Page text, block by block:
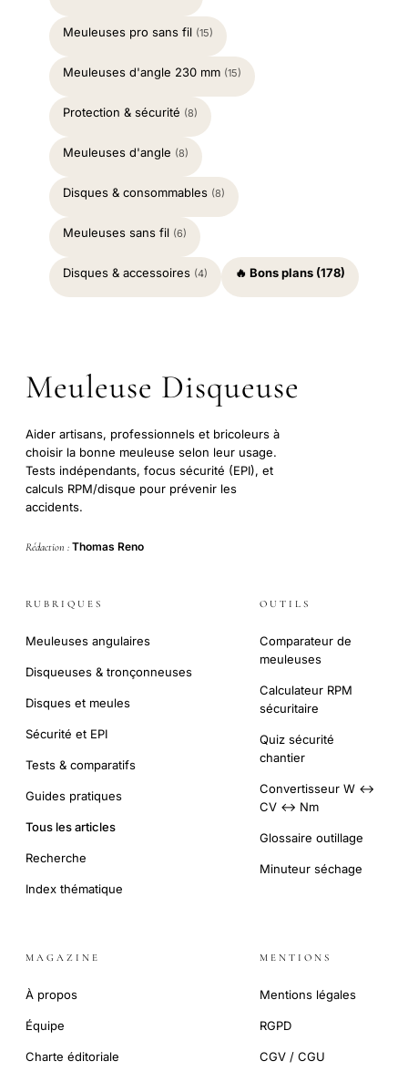
Meuleuses pro sans fil (15)
Meuleuses d'angle 230 mm (15)
Protection & sécurité (8)
Meuleuses d'angle (8)
Disques & consommables (8)
Meuleuses sans fil (6)
Disques & accessoires (4) 🔥 Bons plans (178)
Meuleuse Disqueuse
Aider artisans, professionnels et bricoleurs à
choisir la bonne meuleuse selon leur usage.
Tests indépendants, focus sécurité (EPI), et
calculs RPM/disque pour prévenir les
accidents.
Rédaction : Thomas Reno
RUBRIQUES
Meuleuses angulaires
Disqueuses & tronçonneuses
Disques et meules
Sécurité et EPI
Tests & comparatifs
Guides pratiques
Tous les articles
Recherche
Index thématique
OUTILS
Comparateur de
meuleuses
Calculateur RPM
sécuritaire
Quiz sécurité
chantier
Convertisseur W ↔
CV ↔ Nm
Glossaire outillage
Minuteur séchage
MAGAZINE
À propos
Équipe
Charte éditoriale
MENTIONS
Mentions légales
RGPD
CGV / CGU